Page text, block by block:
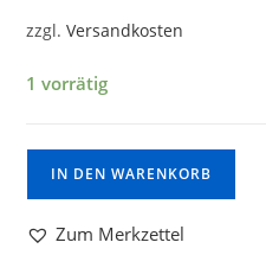
zzgl.Versandkosten
1 vorrätig
IN DEN WARENKORB
Zum Merkzettel